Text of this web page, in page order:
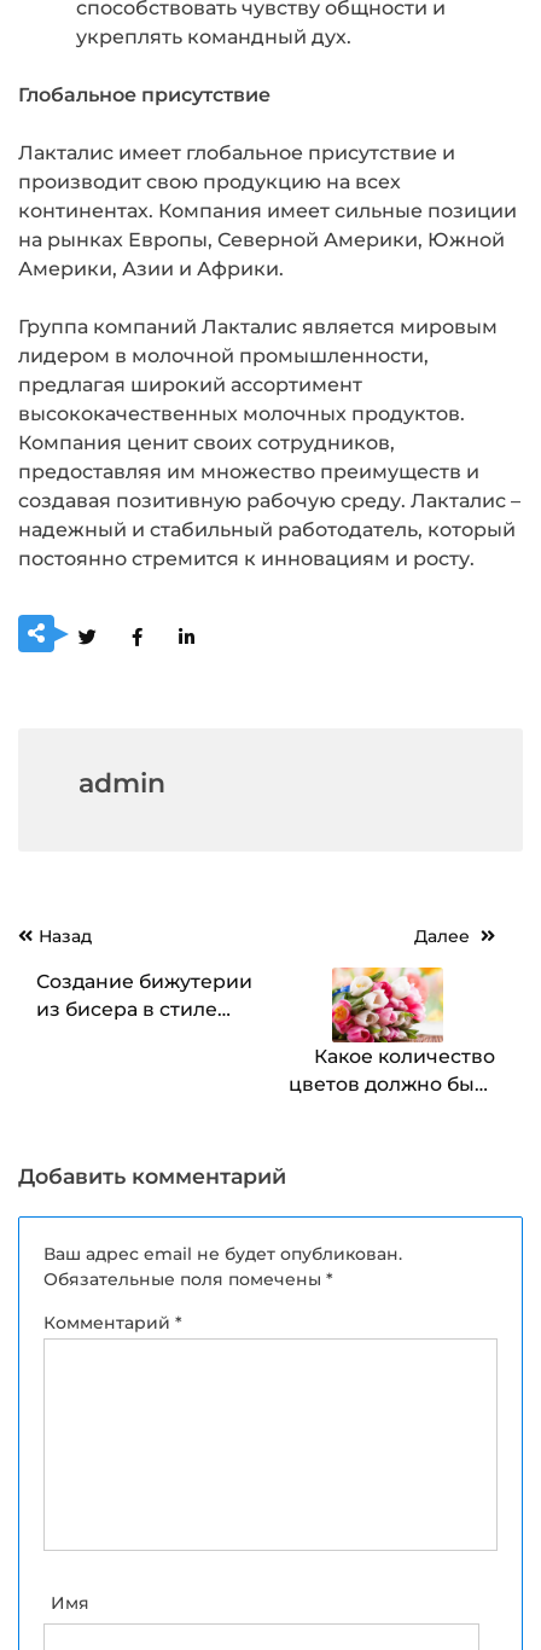
способствовать чувству общности и
укреплять командный дух.
Глобальное присутствие
Лакталис имеет глобальное присутствие и
производит свою продукцию на всех
континентах. Компания имеет сильные позиции
на рынках Европы, Северной Америки, Южной
Америки, Азии и Африки.
Группа компаний Лакталис является мировым
лидером в молочной промышленности,
предлагая широкий ассортимент
высококачественных молочных продуктов.
Компания ценит своих сотрудников,
предоставляя им множество преимуществ и
создавая позитивную рабочую среду. Лакталис –
надежный и стабильный работодатель, который
постоянно стремится к инновациям и росту.
admin
Навигация
записям
Назад
Создание бижутерии
из бисера в стиле
Далее
Какое количество
цветов должно быть
Добавить комментарий
Ваш адрес email не будет опубликован.
Обязательные поля помечены *
Комментарий *
Имя